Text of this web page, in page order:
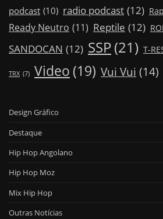
podcast (10) radio podcast (12)
Ready Neutro (11) Reptile (12)
SANDOCAN (12) SSP(21) T-
TRX (7) Video (19) Vui Vui (14)
Design Gráfico
Destaque
Hip Hop Angolano
Hip Hop Moz
Mix Hip Hop
Outras Notícias